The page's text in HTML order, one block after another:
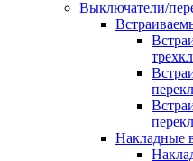
Выключатели/
Накладные